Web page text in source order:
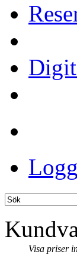
Visa priser